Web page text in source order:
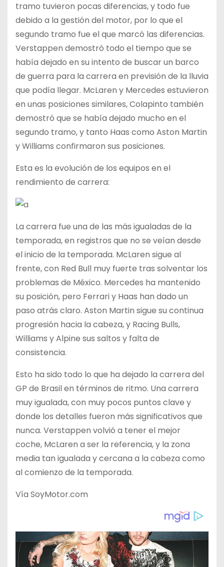
tramo tuvieron pocas diferencias, y todo fue
debido a la gestión del motor, por lo que el
segundo tramo fue el que marcó las diferencias.
Verstappen demostró todo el tiempo que se
había dejado en su intento de buscar un barco
de guerra para la carrera en previsión de la lluvia
que podía llegar. McLaren y Mercedes estuvieron
en unas posiciones similares, Colapinto también
demostró que se había dejado mucho en el
segundo tramo, y tanto Haas como Aston Martin
y Williams confirmaron sus posiciones.
Esta es la evolución de los equipos en el
rendimiento de carrera:
La carrera fue una de las más igualadas de la
temporada, en registros que no se veían desde
el inicio de la temporada. McLaren sigue al
frente, con Red Bull muy fuerte tras solventar los
problemas de México. Mercedes ha mantenido
su posición, pero Ferrari y Haas han dado un
paso atrás claro. Aston Martin sigue su continua
progresión hacia la cabeza, y Racing Bulls,
Williams y Alpine sus saltos y falta de
consistencia.
Esto ha sido todo lo que ha dejado la carrera del
GP de Brasil en términos de ritmo. Una carrera
muy igualada, con muy pocos puntos clave y
donde los detalles fueron más significativos que
nunca. Verstappen volvió a tener el mejor
coche, McLaren a ser la referencia, y la zona
media tan igualada y cercana a la cabeza como
al comienzo de la temporada.
Vía SoyMotor.com